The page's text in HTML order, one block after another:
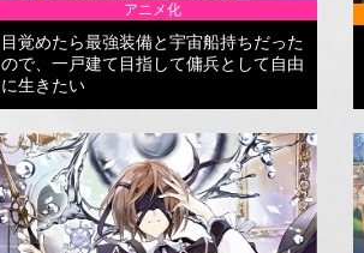
アニメ化
目覚めたら最強装備と宇宙船持ちだった
ので、一戸建て目指して傭兵として自由
に生きたい